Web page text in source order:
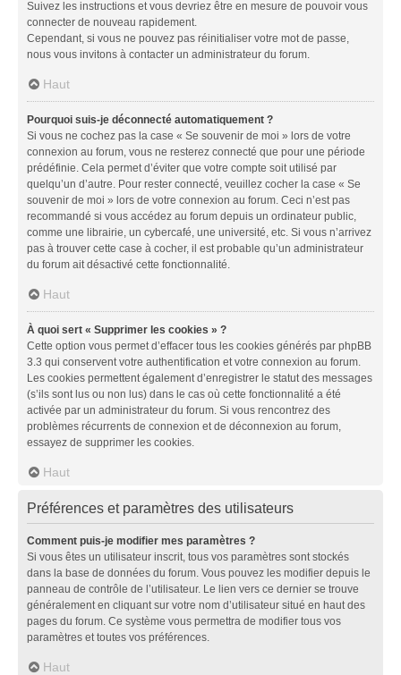
Suivez les instructions et vous devriez être en mesure de pouvoir vous
connecter de nouveau rapidement.
Cependant, si vous ne pouvez pas réinitialiser votre mot de passe,
nous vous invitons à contacter un administrateur du forum.
Haut
Pourquoi suis-je déconnecté automatiquement ?
Si vous ne cochez pas la case « Se souvenir de moi » lors de votre
connexion au forum, vous ne resterez connecté que pour une période
prédéfinie. Cela permet d’éviter que votre compte soit utilisé par
quelqu’un d’autre. Pour rester connecté, veuillez cocher la case « Se
souvenir de moi » lors de votre connexion au forum. Ceci n’est pas
recommandé si vous accédez au forum depuis un ordinateur public,
comme une librairie, un cybercafé, une université, etc. Si vous n’arrivez
pas à trouver cette case à cocher, il est probable qu’un administrateur
du forum ait désactivé cette fonctionnalité.
Haut
À quoi sert « Supprimer les cookies » ?
Cette option vous permet d’effacer tous les cookies générés par phpBB
3.3 qui conservent votre authentification et votre connexion au forum.
Les cookies permettent également d’enregistrer le statut des messages
(s’ils sont lus ou non lus) dans le cas où cette fonctionnalité a été
activée par un administrateur du forum. Si vous rencontrez des
problèmes récurrents de connexion et de déconnexion au forum,
essayez de supprimer les cookies.
Haut
Préférences et paramètres des utilisateurs
Comment puis-je modifier mes paramètres ?
Si vous êtes un utilisateur inscrit, tous vos paramètres sont stockés
dans la base de données du forum. Vous pouvez les modifier depuis le
panneau de contrôle de l’utilisateur. Le lien vers ce dernier se trouve
généralement en cliquant sur votre nom d’utilisateur situé en haut des
pages du forum. Ce système vous permettra de modifier tous vos
paramètres et toutes vos préférences.
Haut